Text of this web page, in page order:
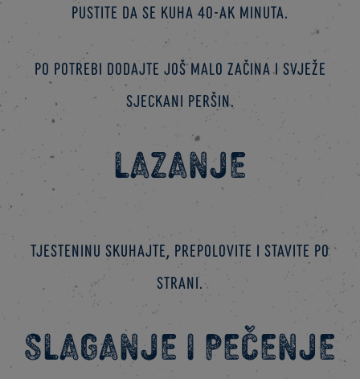
pustite da se kuha 40-ak minuta.
Po potrebi dodajte još malo začina i svježe
sjeckani peršin.
LAZANJE
Tjesteninu skuhajte, prepolovite i stavite po
strani.
SLAGANJE I PEČENJE